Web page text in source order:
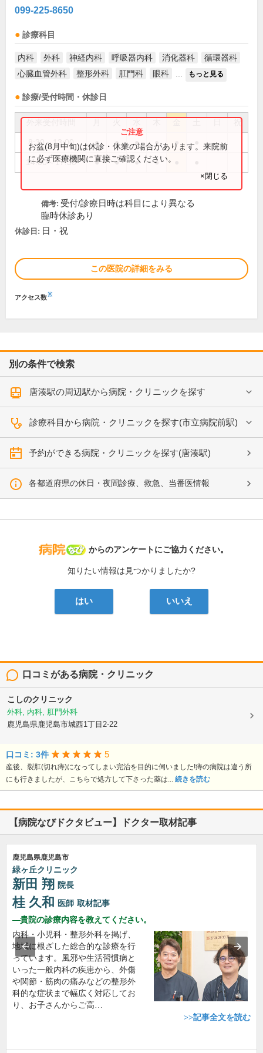
099-225-8650
診療科目
内科 外科 神経内科 呼吸器内科 消化器科
循環器科
心臓血管外科
整形外科 肛門科 眼科 もっと見る
診療/受付時間・休診日
祝
8:30～13:00 ● ● ● ● ●
14:00～17:30 ● ● ● ●
お盆(8月中旬)は休診・休業の場合があります。来院前
に必ず医療機関に直接ご確認ください。
×閉じる
備考: 受付/診療日時は科目により異なる
臨時休診あり
休診日: 日・祝
この医院の詳細をみる
アクセス数※
別の条件で検索
唐湊駅の周辺駅から病院・クリニックを探す
診療科目から病院・クリニックを探す(市立病院前駅)
予約ができる病院・クリニックを探す(唐湊駅)
各都道府県の休日・夜間診療、救急、当番医情報
病院なび
からのアンケートにご協力ください。
知りたい情報は見つかりましたか?
はい いいえ
口コミがある病院・クリニック
こしのクリニック
外科, 内科, 肛門外科
鹿児島県鹿児島市城西1丁目2-22
口コミ: 3件 5
産後、裂肛(切れ痔)になってしまい完治を目的に伺いました!痔の病院は違う所
にも行きましたが、こちらで処方して下さった薬は... 続きを読む
【病院なびドクタビュー】ドクター取材記事
鹿児島県鹿児島市
緑ヶ丘クリニック
新田 翔 院長
桂 久和 医師 取材記事
貴院の診療内容を教えてください。
内科・小児科・整形外科を掲げ、
地域に根ざした総合的な診療を行
っています。風邪や生活習慣病と
いった一般内科の疾患から、外傷
や関節・筋肉の痛みなどの整形外
科的な症状まで幅広く対応してお
り、お子さんからご高…
>>記事全文を読む